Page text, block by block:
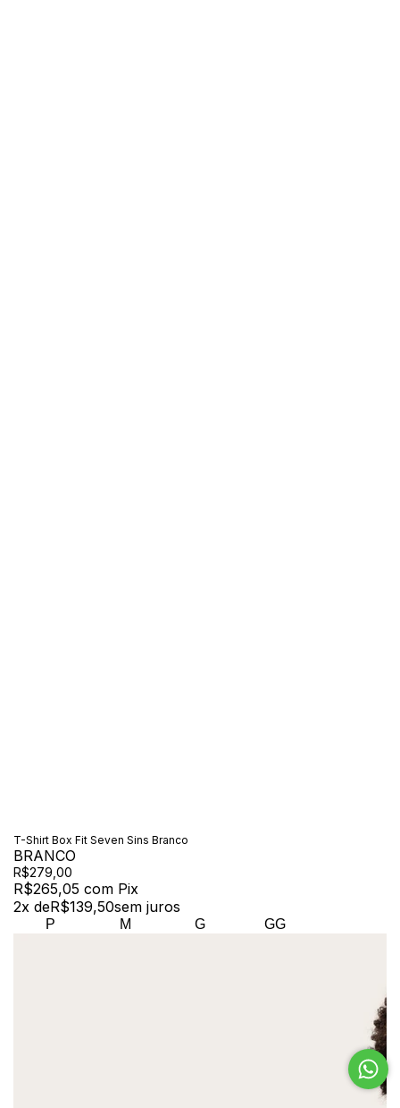
T-Shirt Box Fit Seven Sins Branco
BRANCO
R$279,00
R$265,05 com Pix
2x deR$139,50sem juros
P M G GG